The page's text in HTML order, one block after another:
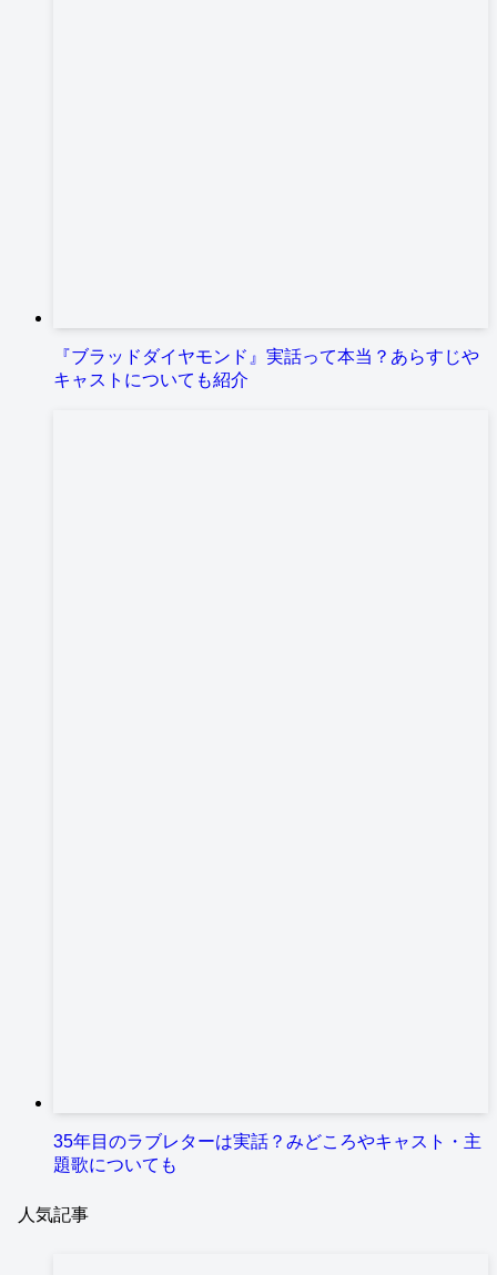
『ブラッドダイヤモンド』実話って本当？あらすじや
キャストについても紹介
35年目のラブレターは実話？みどころやキャスト・主
題歌についても
人気記事